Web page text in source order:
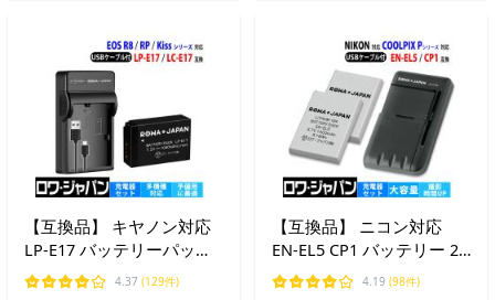
【互換品】 キヤノン対応
LP-E17 バッテリーパック
+ LC-E17 USB 充電器 セッ
ト ロワジャパン
4.37 (129件)
【互換品】 ニコン対応
EN-EL5 CP1 バッテリー 2
個 と USB マルチ充電器 セ
ット COOLPIX Pシリーズ
4.19 (98件)